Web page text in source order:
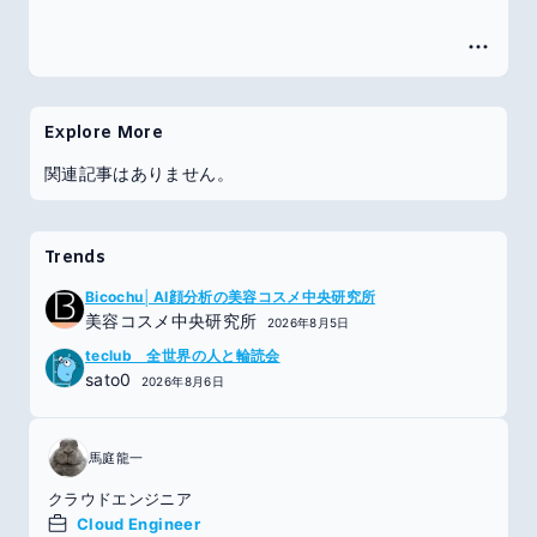
Explore More
関連記事はありません。
Trends
Bicochu│AI顔分析の美容コスメ中央研究所
美容コスメ中央研究所 2026年8月5日
teclub 全世界の人と輪読会
sato0 2026年8月6日
馬庭龍一
クラウドエンジニア
Cloud Engineer